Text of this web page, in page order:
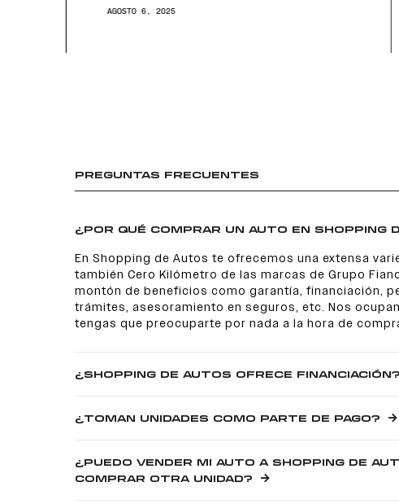
AGOSTO 6, 2025
PREGUNTAS FRECUENTES
¿POR QUÉ COMPRAR UN AUTO EN SHOPPING
En Shopping de Autos te ofrecemos una extensa
también Cero Kilómetro de las marcas de Grupo
montón de beneficios como garantía, financiación,
trámites, asesoramiento en seguros, etc. Nos
tengas que preocuparte por nada a la hora de
¿SHOPPING DE AUTOS OFRECE FINANCIACIÓN?
¿TOMAN UNIDADES COMO PARTE DE PAGO?
¿PUEDO VENDER MI AUTO A SHOPPING DE
COMPRAR OTRA UNIDAD?